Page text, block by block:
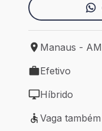
Local de
Manaus - AM
Tipo de vaga:
Efetivo
Modelo de
Híbrido
Vaga também
Vaga